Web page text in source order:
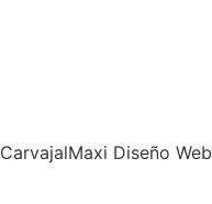
CarvajalMaxi Diseño Web